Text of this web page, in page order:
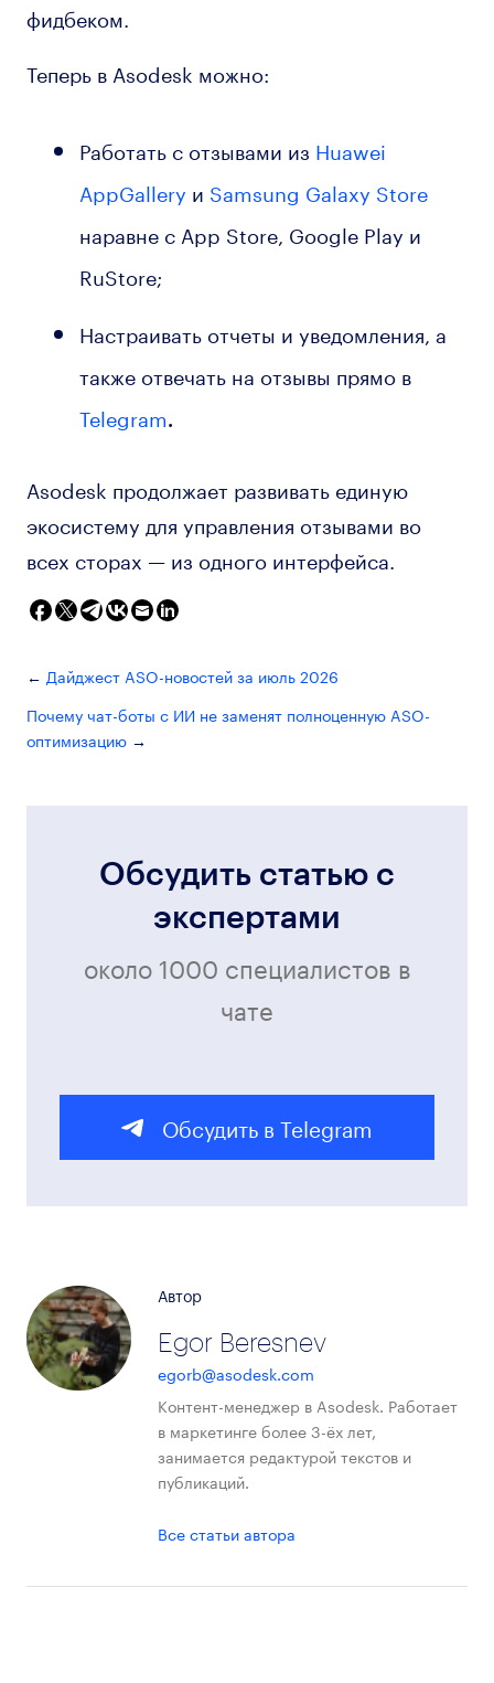
фидбеком.
Теперь в Asodesk можно:
Работать с отзывами из Huawei
AppGallery и Samsung Galaxy Store
наравне с App Store, Google Play и
RuStore;
Настраивать отчеты и уведомления, а
также отвечать на отзывы прямо в
Telegram.
Asodesk продолжает развивать единую
экосистему для управления отзывами во
всех сторах — из одного интерфейса.
Дайджест ASO-новостей за июль 2026
Почему чат-боты с ИИ не заменят полноценную ASO-
оптимизацию
Обсудить статью с
экспертами
около 1000 специалистов в
чате
Обсудить в Telegram
Автор
Egor Beresnev
egorb@asodesk.com
Контент-менеджер в Asodesk. Работает
в маркетинге более 3-ёх лет,
занимается редактурой текстов и
публикаций.
Все статьи автора